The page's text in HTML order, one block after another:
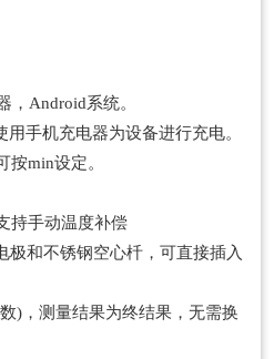
，Android系统。
手机充电器为设备进行充电。
按min设定。
持手动温度补偿
极和不锈钢空心杄，可直接插入
)，测量结果为终结果，无需换